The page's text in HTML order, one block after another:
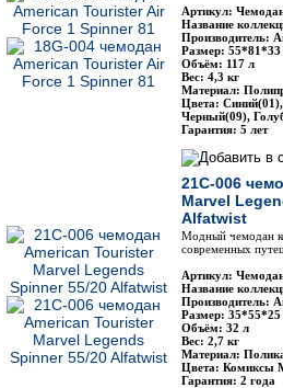
Артикул:
Название
Производитель:
Размер: 55*81*33
Объём: 117 л
Вес: 4,3 кг
Материал:
Цвета:
Черный(09),
Гарантия: 5 лет
21C-006
Marvel
Alfatwist
Модный чемодан
современных
Артикул:
Название
Производитель:
Размер: 35*55*25
Объём: 32 л
Вес: 2,7 кг
Материал:
Цвета: Комиксы
Гарантия: 2 года